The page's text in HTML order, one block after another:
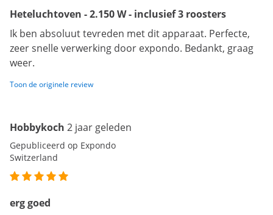
Heteluchtoven - 2.150 W - inclusief 3 roosters
Ik ben absoluut tevreden met dit apparaat. Perfecte,
zeer snelle verwerking door expondo. Bedankt, graag
weer.
Toon de originele review
Hobbykoch 2 jaar geleden
Gepubliceerd op Expondo
Switzerland
erg goed